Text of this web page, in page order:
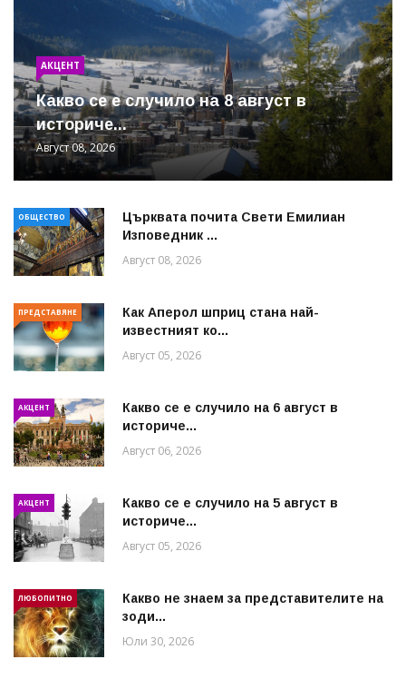
АКЦЕНТ
Какво се е случило на 8 август в
историче...
Август 08, 2026
ОБЩЕСТВО
Църквата почита Свeти Емилиан
Изповедник ...
Август 08, 2026
ПРЕДСТАВЯНЕ
Как Аперол шприц стана най-
известният ко...
Август 05, 2026
АКЦЕНТ
Какво се е случило на 6 август в
историче...
Август 06, 2026
АКЦЕНТ
Какво се е случило на 5 август в
историче...
Август 05, 2026
ЛЮБОПИТНО
Какво не знаем за представителите на
зоди...
Юли 30, 2026